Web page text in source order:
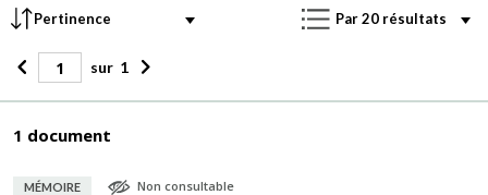
sur 1
1 document
MÉMOIRE Non consultable